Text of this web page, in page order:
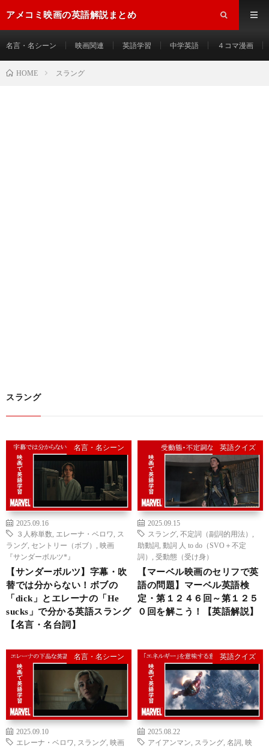
アメコミ映画の英語解説まとめ
名言・名シーン 映画関連 英語学習 中学英語 ４コマ漫画
HOME スラング
スラング
名言・名シーン
2025.09.16
３人称単数 エレーナ・ベロワ
ス
ラング セントリー（ボブ）
映画
『サンダーボルツ*』
【サンダーボルツ】字幕・吹
替では分からない！ボブの
「dick」とエレーナの「He
sucks」で分かる英語スラング
【名言・名台詞】
英語クイズ
2025.09.15
スラング 不定詞（副詞的用法）
助動詞 動詞 人 to do（SVO＋不定
詞）
受動態（受け身）
【マーベル映画のセリフで英
語の問題】マーベル英語検
定・第１２４６回～第１２５
０回を解こう！【英語解説】
名言・名シーン
2025.09.10
エレーナ・ベロワ , スラング, 映画
英語クイズ
2025.08.22
アイアンマン, スラング, 名詞 , 映